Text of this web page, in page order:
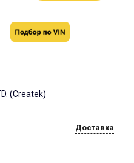
(Createk)
Доставка